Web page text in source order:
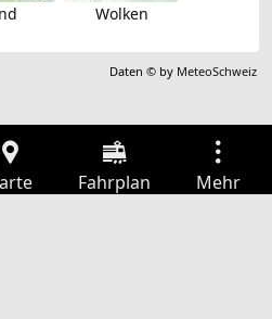
Wolken
Daten © by MeteoSchweiz
Fahrplan Mehr